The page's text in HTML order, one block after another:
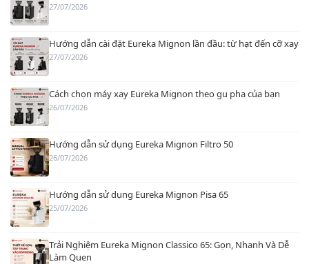
27/07/2026
Hướng dẫn cài đặt Eureka Mignon lần đầu: từ hạt đến cỡ xay
27/07/2026
Cách chọn máy xay Eureka Mignon theo gu pha của bạn
26/07/2026
Hướng dẫn sử dụng Eureka Mignon Filtro 50
26/07/2026
Hướng dẫn sử dụng Eureka Mignon Pisa 65
25/07/2026
Trải Nghiệm Eureka Mignon Classico 65: Gọn, Nhanh Và Dễ
Làm Quen